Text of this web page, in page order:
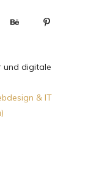
und digitale
& IT